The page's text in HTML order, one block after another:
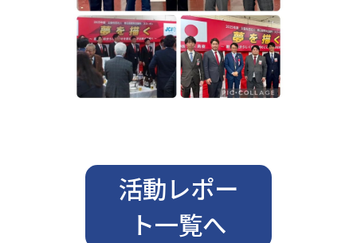
活動レポー
ト一覧へ